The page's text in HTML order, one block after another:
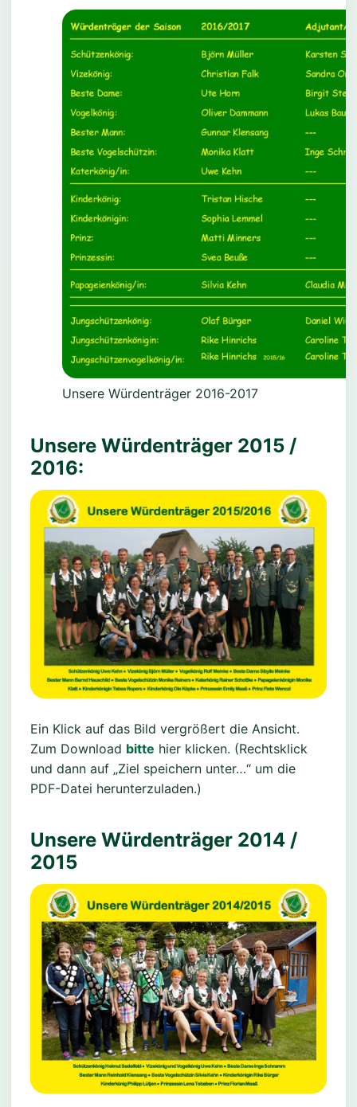
Unsere Würdenträger 2016-2017
Unsere Würdenträger 2015 /
2016:
Ein Klick auf das Bild vergrößert die Ansicht.
Zum Download bitte hier klicken. (Rechtsklick
und dann auf „Ziel speichern unter…“ um die
PDF-Datei herunterzuladen.)
Unsere Würdenträger 2014 /
2015